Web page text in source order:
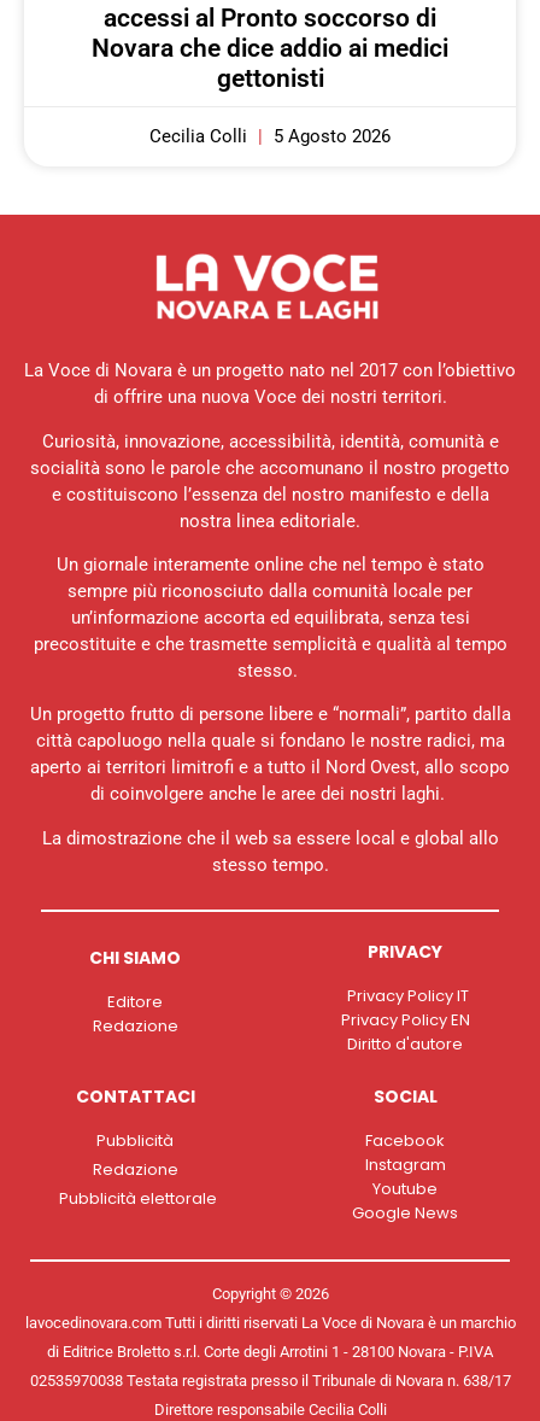
accessi al Pronto soccorso di
Novara che dice addio ai medici
gettonisti
Cecilia Colli 5 Agosto 2026
La Voce di Novara è un progetto nato nel 2017 con l’obiettivo
di offrire una nuova Voce dei nostri territori.
Curiosità, innovazione, accessibilità, identità, comunità e
socialità sono le parole che accomunano il nostro progetto
e costituiscono l’essenza del nostro manifesto e della
nostra linea editoriale.
Un giornale interamente online che nel tempo è stato
sempre più riconosciuto dalla comunità locale per
un’informazione accorta ed equilibrata, senza tesi
precostituite e che trasmette semplicità e qualità al tempo
stesso.
Un progetto frutto di persone libere e “normali”, partito dalla
città capoluogo nella quale si fondano le nostre radici, ma
aperto ai territori limitrofi e a tutto il Nord Ovest, allo scopo
di coinvolgere anche le aree dei nostri laghi.
La dimostrazione che il web sa essere local e global allo
stesso tempo.
CHI SIAMO
Editore
Redazione
PRIVACY
Privacy Policy IT
Privacy Policy EN
Diritto d'autore
CONTATTACI
Pubblicità
Redazione
Pubblicità elettorale
SOCIAL
Facebook
Instagram
Youtube
Google News
Copyright © 2026
lavocedinovara.com Tutti i diritti riservati La Voce di Novara è un marchio
di Editrice Broletto s.r.l. Corte degli Arrotini 1 - 28100 Novara - P.IVA
02535970038 Testata registrata presso il Tribunale di Novara n. 638/17
Direttore responsabile Cecilia Colli